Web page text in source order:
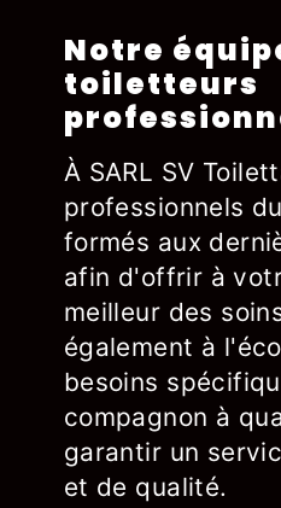
Notre
toiletteurs
À SARL SV
professionnels
formés aux
afin d'offrir à
meilleur des
également à
besoins
compagnon à
garantir un
et de qualité.